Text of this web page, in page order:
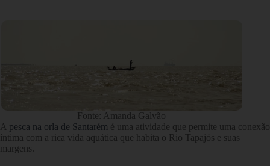
Fonte: Amanda Galvão
A pesca na orla de Santarém é uma atividade que permite uma conexão
íntima com a rica vida aquática que habita o Rio Tapajós e suas
margens.